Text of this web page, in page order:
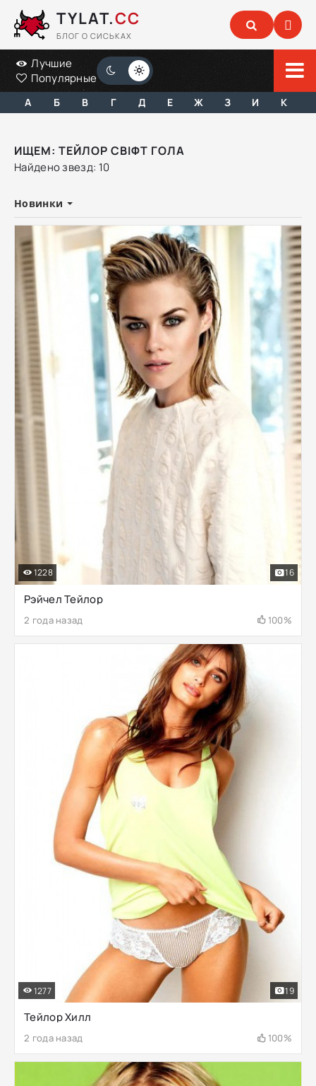
TYLAT.CC
БЛОГ О СИСЬКАХ
Лучшие
Популярные
А Б В Г Д Е Ж З И К
ИЩЕМ: ТЕЙЛОР СВІФТ ГОЛА
Найдено звезд: 10
Новинки
Рэйчел Тейлор
2 года назад 100%
1228 16
Тейлор Хилл
2 года назад 100%
1277 19